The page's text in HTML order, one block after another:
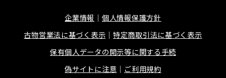
企業情報
個人情報保護方針
古物営業法に基づく表示
特定商取引法に基づく表示
保有個人データの開示等に関する手続
偽サイトに注意
ご利用規約